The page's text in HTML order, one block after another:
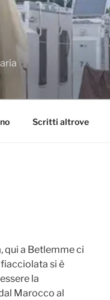
Scritti altrove
qui a Betlemme ci
si è
la
Marocco al